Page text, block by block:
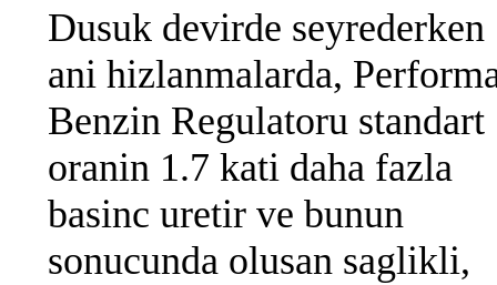
Dusuk devirde seyrederken
ani hizlanmalarda,
Benzin Regulatoru standart
oranin 1.7 kati daha fazla
basinc uretir ve bunun
sonucunda olusan saglikli,